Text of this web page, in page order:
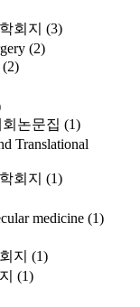
회지 (3)
(2)
(2)
논문집 (1)
Translational
회지 (1)
medicine (1)
지 (1)
(1)